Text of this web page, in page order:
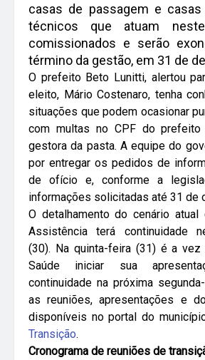
casas de passagem e
técnicos que atuam
comissionados e serão
término da gestão, em 31 de
O prefeito Beto Lunitti, alertou
eleito, Mário Costenaro, tenha
situações que podem ocasionar
com multas no CPF do
gestora da pasta. A equipe do
por entregar os pedidos de
de ofício e, conforme a
informações solicitadas até 31 de
O detalhamento do cenário atual
Assistência terá continuidade
(30). Na quinta-feira (31) é a vez
Saúde iniciar sua
continuidade na próxima
as reuniões, apresentações e
disponíveis no portal do
Transição.
Cronograma de reuniões de